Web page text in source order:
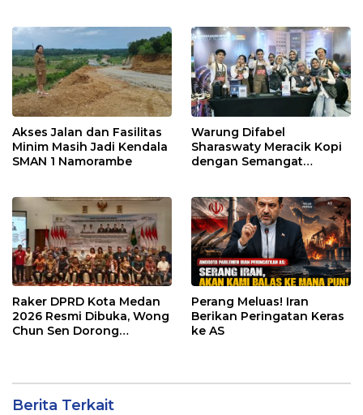
Akses Jalan dan Fasilitas
Minim Masih Jadi Kendala
SMAN 1 Namorambe
Warung Difabel
Sharaswaty Meracik Kopi
dengan Semangat
Raker DPRD Kota Medan
2026 Resmi Dibuka, Wong
Chun Sen Dorong
Perang Meluas! Iran
Berikan Peringatan Keras
ke AS
Berita Terkait